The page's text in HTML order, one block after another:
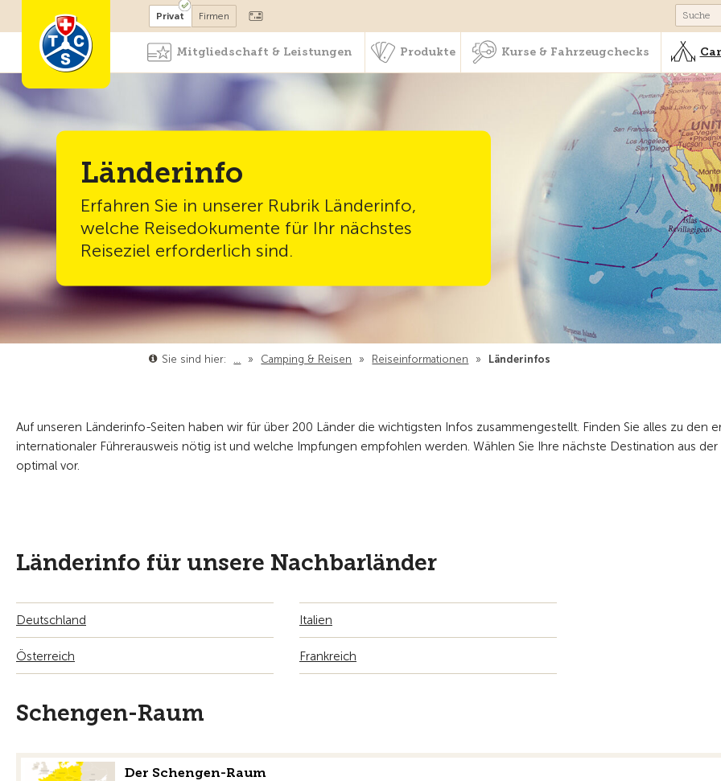
Mitglied werden Kurse & Fahrzeugchecks
Privat Firmen
Mitgliedschaft & Leistungen Produkte Kurse & Fahrzeugchecks
Länderinfo
Erfahren Sie in unserer Rubrik Länderinfo,
welche Reisedokumente für Ihr nächstes
Reiseziel erforderlich sind.
Sie sind hier: … » Camping & Reisen » Reiseinformationen » Länderinfos
Auf unseren Länderinfo-Seiten haben wir für über 200 Länder die wichtigsten Infos zusammengestellt. Finden Sie alles zu den
internationaler Führerausweis nötig ist und welche Impfungen empfohlen werden. Wählen Sie Ihre nächste Destination aus
optimal vor.
Länderinfo für unsere Nachbarländer
Deutschland
Österreich
Italien
Frankreich
Schengen-Raum
Der Schengen-Raum